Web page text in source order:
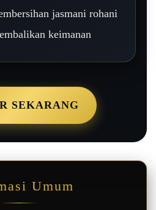
jasmani rohani
keimanan
SEKARANG
Umum